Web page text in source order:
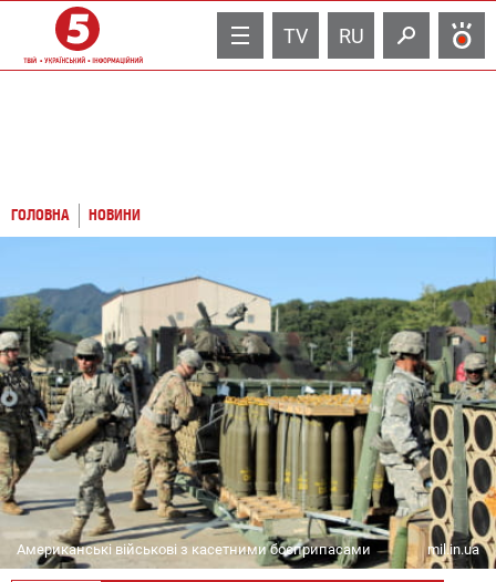
TV RU
ГОЛОВНА НОВИНИ
Американські військові з касетними боєприпасами mil.in.ua